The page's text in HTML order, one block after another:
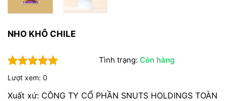
NHO KHÔ CHILE
5trên 5
dựa trên
1
đánh giá
Tình trạng:Còn hàng
Lượt xem: 0
Xuất xứ: CÔNG TY CỔ PHẦN SNUTS HOLDINGS TOÀN